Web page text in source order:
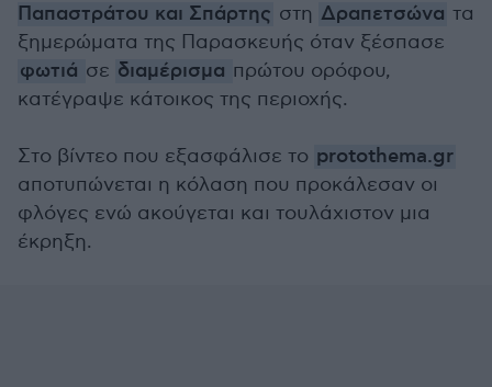
Παπαστράτου και Σπάρτης στη Δραπετσώνα τα
ξημερώματα της Παρασκευής όταν ξέσπασε
φωτιά σε διαμέρισμα πρώτου ορόφου,
κατέγραψε κάτοικος της περιοχής.
Στο βίντεο που εξασφάλισε το protothema.gr
αποτυπώνεται η κόλαση που προκάλεσαν οι
φλόγες ενώ ακούγεται και τουλάχιστον μια
έκρηξη.